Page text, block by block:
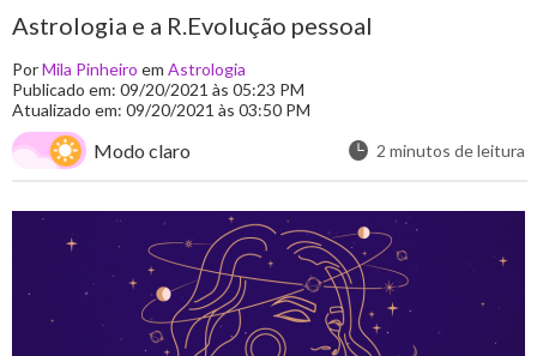
Astrologia e a R.Evolução pessoal
PorMila Pinheiro em Astrologia
Publicado em: 09/20/2021 às 05:23 PM
Atualizado em: 09/20/2021 às 03:50 PM
Modo claro 2 minutos de leitura